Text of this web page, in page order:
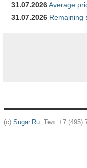
31.07.2026Average
31.07.2026 Remaining
(c) Sugar.Ru. Тел: +7 (495)